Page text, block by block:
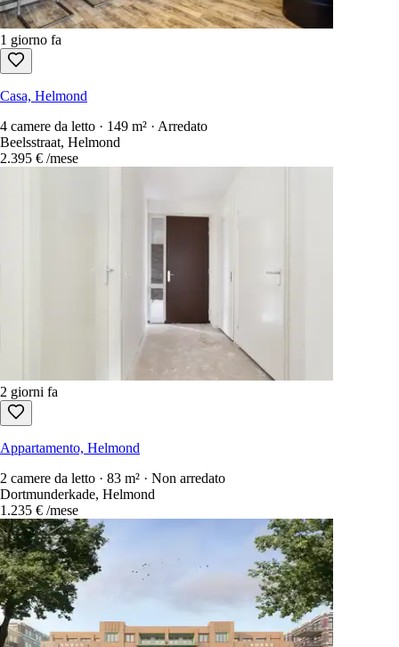
1 giorno fa
Casa, Helmond
4 camere da letto · 149 m² · Arredato
Beelsstraat, Helmond
2.395 € /mese
2 giorni fa
Appartamento, Helmond
2 camere da letto · 83 m² · Non arredato
Dortmunderkade, Helmond
1.235 € /mese